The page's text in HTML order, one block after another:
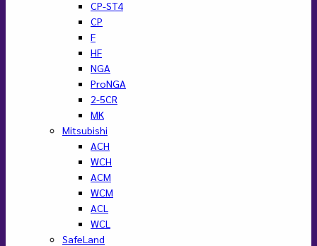
CP-ST4
CP
F
HF
NGA
ProNGA
2-5CR
MK
Mitsubishi
ACH
WCH
ACM
WCM
ACL
WCL
SafeLand